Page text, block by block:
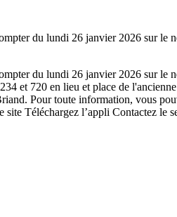
du lundi 26 janvier 2026 sur le
du lundi 26 janvier 2026 sur le
et 720 en lieu et place de
Pour toute information, vous
Téléchargez l’appli Contactez le